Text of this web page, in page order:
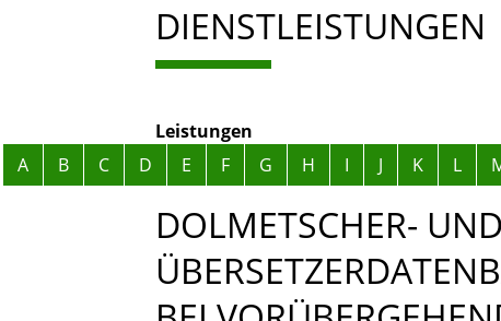
DIENSTLEISTUNGEN
Leistungen
Alphabetisches Register überspringen
A B C D E F G H I J K L
DOLMETSCHER- UND